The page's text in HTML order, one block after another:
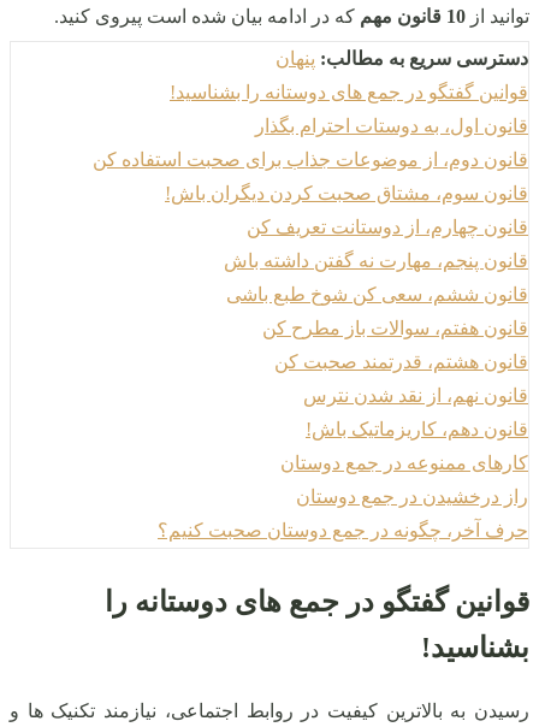
توانید از 10 قانون مهم که در ادامه بیان شده است پیروی کنید.
دسترسی سریع به مطالب: پنهان
قوانین گفتگو در جمع های دوستانه را بشناسید!
قانون اول، به دوستات احترام بگذار
قانون دوم، از موضوعات جذاب برای صحبت استفاده کن
قانون سوم، مشتاق صحبت کردن دیگران باش!
قانون چهارم، از دوستانت تعریف کن
قانون پنجم، مهارت نه گفتن داشته باش
قانون ششم، سعی کن شوخ طبع باشی
قانون هفتم، سوالات باز مطرح کن
قانون هشتم، قدرتمند صحبت کن
قانون نهم، از نقد شدن نترس
قانون دهم، کاریزماتیک باش!
کارهای ممنوعه در جمع دوستان
راز درخشیدن در جمع دوستان
حرف آخر، چگونه در جمع دوستان صحبت کنیم؟
قوانین گفتگو در جمع های دوستانه را
بشناسید!
رسیدن به بالاترین کیفیت در روابط اجتماعی، نیازمند تکنیک ها و